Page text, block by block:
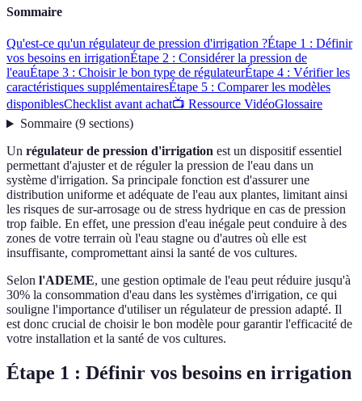
Sommaire
Qu'est-ce qu'un régulateur de pression d'irrigation ?Étape 1 : Définir
vos besoins en irrigationÉtape 2 : Considérer la pression de
l'eauÉtape 3 : Choisir le bon type de régulateurÉtape 4 : Vérifier les
caractéristiques supplémentairesÉtape 5 : Comparer les modèles
disponiblesChecklist avant achat📺 Ressource VidéoGlossaire
Sommaire(9 sections)
Un régulateur de pression d'irrigation est un dispositif essentiel
permettant d'ajuster et de réguler la pression de l'eau dans un
système d'irrigation. Sa principale fonction est d'assurer une
distribution uniforme et adéquate de l'eau aux plantes, limitant ainsi
les risques de sur-arrosage ou de stress hydrique en cas de pression
trop faible. En effet, une pression d'eau inégale peut conduire à des
zones de votre terrain où l'eau stagne ou d'autres où elle est
insuffisante, compromettant ainsi la santé de vos cultures.
Selon l'ADEME, une gestion optimale de l'eau peut réduire jusqu'à
30% la consommation d'eau dans les systèmes d'irrigation, ce qui
souligne l'importance d'utiliser un régulateur de pression adapté. Il
est donc crucial de choisir le bon modèle pour garantir l'efficacité de
votre installation et la santé de vos cultures.
Étape 1 : Définir vos besoins en irrigation